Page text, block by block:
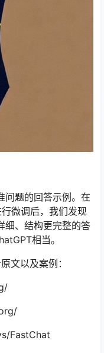
问题的回答示例。在
微调后，我们发现
细、结构更完整的答
相当。
文以及案例：
FastChat